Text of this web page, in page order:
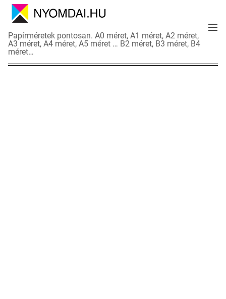
N
y
o
m
Papírméretek pontosan. A0 méret, A1 méret, A2 méret,
A3 méret, A4 méret, A5 méret … B2 méret, B3 méret, B4
méret…
M